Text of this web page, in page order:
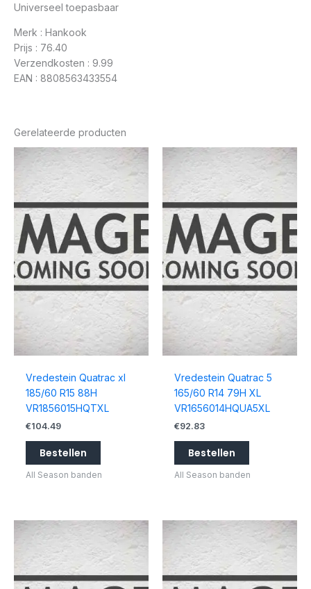
Universeel toepasbaar
Merk : Hankook
Prijs : 76.40
Verzendkosten : 9.99
EAN : 8808563433554
Gerelateerde producten
Vredestein Quatrac xl
185/60 R15 88H
VR1856015HQTXL
€104.49
Bestellen
All Season banden
Vredestein Quatrac 5
165/60 R14 79H XL
VR1656014HQUA5XL
€92.83
Bestellen
All Season banden